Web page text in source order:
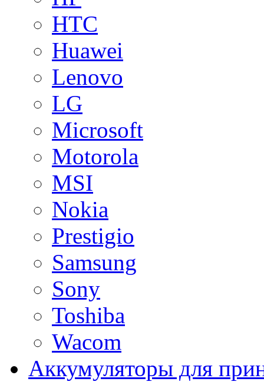
HTC
Huawei
Lenovo
LG
Microsoft
Motorola
MSI
Nokia
Prestigio
Samsung
Sony
Toshiba
Wacom
Аккумуляторы для